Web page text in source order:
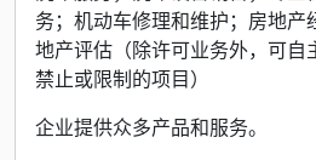
务；机动车修理和维护；房地产
地产评估（除许可业务外，可自
禁止或限制的项目）
企业提供众多产品和服务。